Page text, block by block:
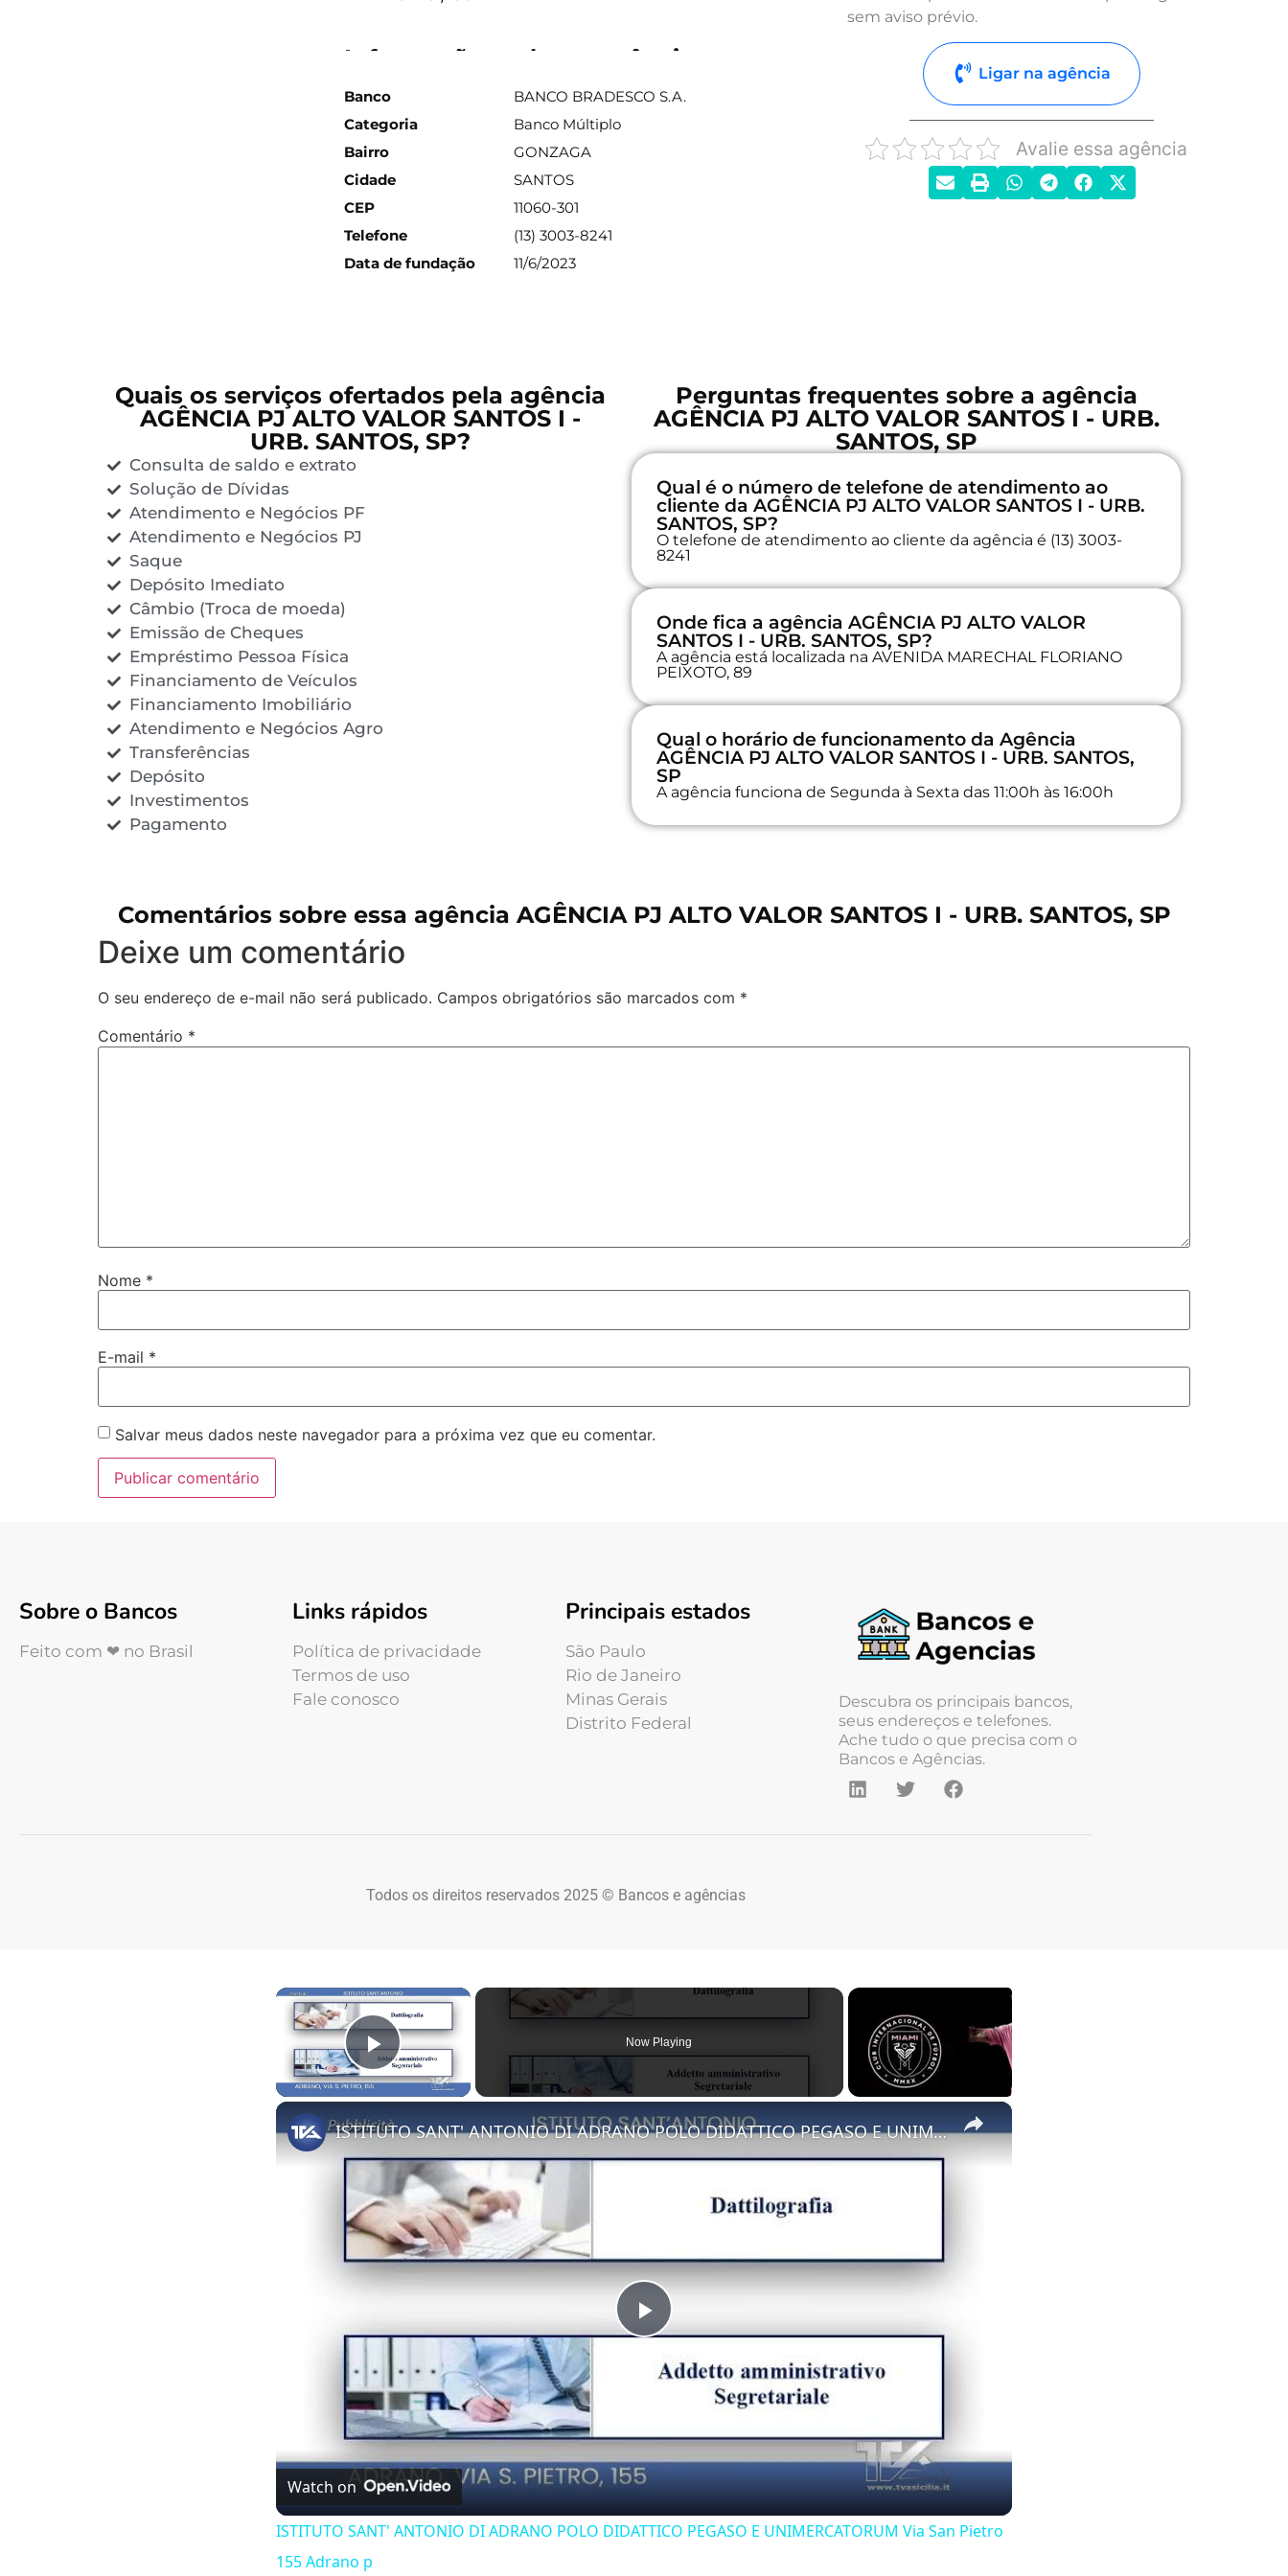
Informações sobre a agência
Banco
BANCO BRADESCO S.A.
Categoria
Banco Múltiplo
Bairro
GONZAGA
Cidade
SANTOS
CEP
11060-301
Telefone
(13) 3003-8241
Data de fundação
11/6/2023
sem aviso prévio.
Ligar na agência
Avalie essa agência
Quais os serviços ofertados pela agência
AGÊNCIA PJ ALTO VALOR SANTOS I -
URB. SANTOS, SP?
Consulta de saldo e extrato
Solução de Dívidas
Atendimento e Negócios PF
Atendimento e Negócios PJ
Saque
Depósito Imediato
Câmbio (Troca de moeda)
Emissão de Cheques
Empréstimo Pessoa Física
Financiamento de Veículos
Financiamento Imobiliário
Atendimento e Negócios Agro
Transferências
Depósito
Investimentos
Pagamento
Perguntas frequentes sobre a agência
AGÊNCIA PJ ALTO VALOR SANTOS I - URB.
SANTOS, SP
Qual é o número de telefone de atendimento ao
cliente da AGÊNCIA PJ ALTO VALOR SANTOS I - URB.
SANTOS, SP?
O telefone de atendimento ao cliente da agência é (13) 3003-
8241
Onde fica a agência AGÊNCIA PJ ALTO VALOR
SANTOS I - URB. SANTOS, SP?
A agência está localizada na AVENIDA MARECHAL FLORIANO
PEIXOTO, 89
Qual o horário de funcionamento da Agência
AGÊNCIA PJ ALTO VALOR SANTOS I - URB. SANTOS,
SP
A agência funciona de Segunda à Sexta das 11:00h às 16:00h
Comentários sobre essa agência AGÊNCIA PJ ALTO VALOR SANTOS I - URB. SANTOS, SP
Deixe um comentário
O seu endereço de e-mail não será publicado. Campos obrigatórios são marcados com *
Comentário *
Nome *
E-mail *
Salvar meus dados neste navegador para a próxima vez que eu comentar.
Sobre o Bancos
Feito com ❤ no Brasil
Links rápidos
Política de privacidade
Termos de uso
Fale conosco
Principais estados
São Paulo
Rio de Janeiro
Minas Gerais
Distrito Federal
Descubra os principais bancos,
seus endereços e telefones.
Ache tudo o que precisa com o
Bancos e Agências.
Todos os direitos reservados 2025 © Bancos e agências
×
Play Video
Now Playing
×
Play Video
ISTITUTO SANT' ANTONIO DI ADRANO POLO DIDATTICO PEGASO E UNIMERCATORUM Via San Pietro 155 Adrano p
Watch on
ISTITUTO SANT' ANTONIO DI ADRANO POLO DIDATTICO PEGASO E UNIMERCATORUM Via San Pietro
155 Adrano p